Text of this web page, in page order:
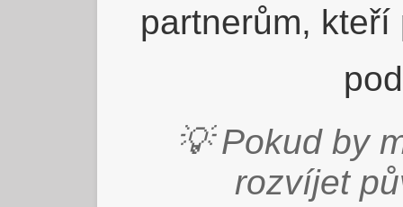
partnerům,
💡 Pokud by
rozvíjet